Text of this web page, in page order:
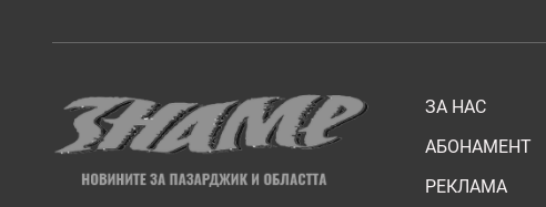
ЗА НАС
АБОНАМЕНТ
РЕКЛАМА